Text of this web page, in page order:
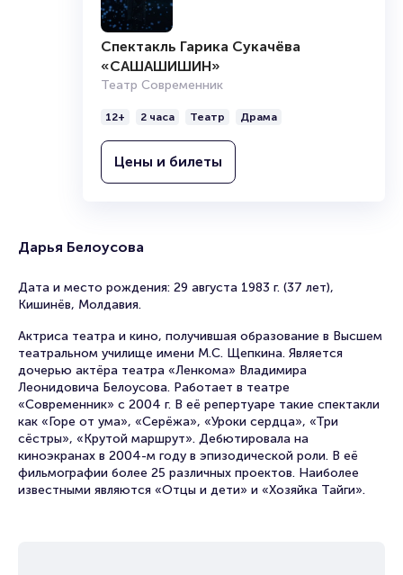
Спектакль Гарика Сукачёва
«САШАШИШИН»
Театр Современник
12+ 2 часа Театр Драма
Цены и билеты
Дарья Белоусова
Дата и место рождения: 29 августа 1983 г. (37 лет),
Кишинёв, Молдавия.
Актриса театра и кино, получившая образование в Высшем
театральном училище имени М.С. Щепкина. Является
дочерью актёра театра «Ленкома» Владимира
Леонидовича Белоусова. Работает в театре
«Современник» с 2004 г. В её репертуаре такие спектакли
как «Горе от ума», «Серёжа», «Уроки сердца», «Три
сёстры», «Крутой маршрут». Дебютировала на
киноэкранах в 2004-м году в эпизодической роли. В её
фильмографии более 25 различных проектов. Наиболее
известными являются «Отцы и дети» и «Хозяйка Тайги».